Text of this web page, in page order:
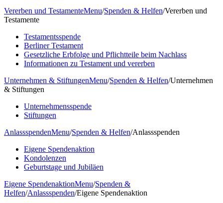
Vererben und TestamenteMenu/Spenden & Helfen/Vererben und
Testamente
Testamentsspende
Berliner Testament
Gesetzliche Erbfolge und Pflichtteile beim Nachlass
Informationen zu Testament und vererben
Unternehmen & StiftungenMenu/Spenden & Helfen/Unternehmen
& Stiftungen
Unternehmensspende
Stiftungen
AnlassspendenMenu/Spenden & Helfen/Anlassspenden
Eigene Spendenaktion
Kondolenzen
Geburtstage und Jubiläen
Eigene SpendenaktionMenu/Spenden &
Helfen/Anlassspenden/Eigene Spendenaktion